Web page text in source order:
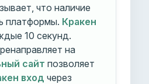
что наличие
платформы. Кракен
10 секунд.
на
сайт позволяет
вход через